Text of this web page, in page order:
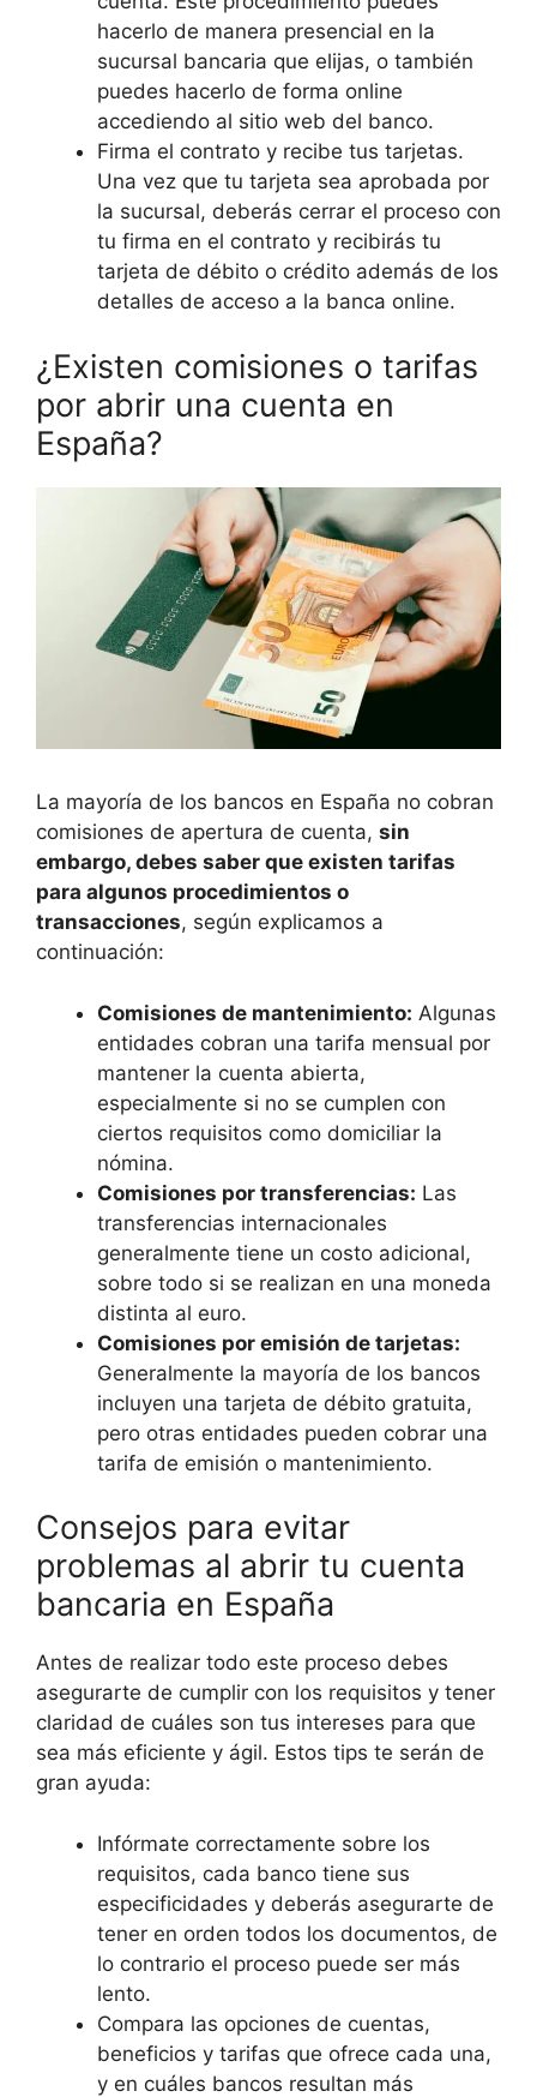
hacerlo de manera presencial en la
sucursal bancaria que elijas, o también
puedes hacerlo de forma online
accediendo al sitio web del banco.
Firma el contrato y recibe tus tarjetas.
Una vez que tu tarjeta sea aprobada por
la sucursal, deberás cerrar el proceso con
tu firma en el contrato y recibirás tu
tarjeta de débito o crédito además de los
detalles de acceso a la banca online.
¿Existen comisiones o tarifas
por abrir una cuenta en
España?
La mayoría de los bancos en España no cobran
comisiones de apertura de cuenta, sin
embargo, debes saber que existen tarifas
para algunos procedimientos o
transacciones, según explicamos a
continuación:
Comisiones de mantenimiento: Algunas
entidades cobran una tarifa mensual por
mantener la cuenta abierta,
especialmente si no se cumplen con
ciertos requisitos como domiciliar la
nómina.
Comisiones por transferencias: Las
transferencias internacionales
generalmente tiene un costo adicional,
sobre todo si se realizan en una moneda
distinta al euro.
Comisiones por emisión de tarjetas:
Generalmente la mayoría de los bancos
incluyen una tarjeta de débito gratuita,
pero otras entidades pueden cobrar una
tarifa de emisión o mantenimiento.
Consejos para evitar
problemas al abrir tu cuenta
bancaria en España
Antes de realizar todo este proceso debes
asegurarte de cumplir con los requisitos y tener
claridad de cuáles son tus intereses para que
sea más eficiente y ágil. Estos tips te serán de
gran ayuda:
Infórmate correctamente sobre los
requisitos, cada banco tiene sus
especificidades y deberás asegurarte de
tener en orden todos los documentos, de
lo contrario el proceso puede ser más
lento.
Compara las opciones de cuentas,
beneficios y tarifas que ofrece cada una,
y en cuáles bancos resultan más